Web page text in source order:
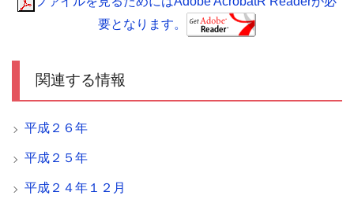
要となります。
関連する情報
平成２６年
平成２５年
平成２４年１２月